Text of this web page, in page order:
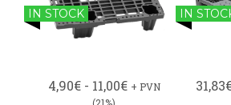
4,90€ - 11,00€ + PVN
IN STOCK IN